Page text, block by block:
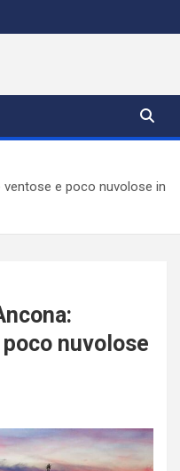
e poco nuvolose in
nuvolose